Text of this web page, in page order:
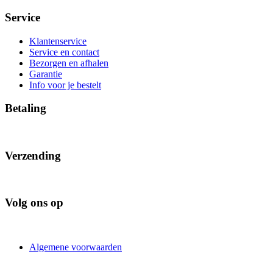
Service
Klantenservice
Service en contact
Bezorgen en afhalen
Garantie
Info voor je bestelt
Betaling
Verzending
Volg ons op
Algemene voorwaarden